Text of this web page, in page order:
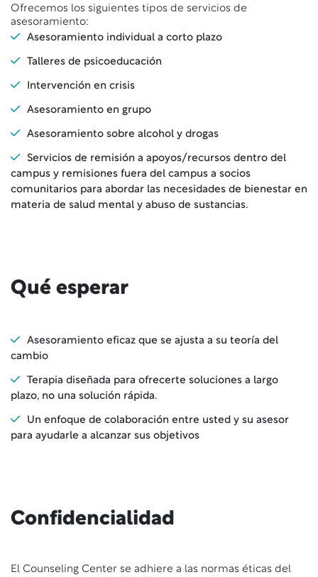
Ofrecemos los siguientes tipos de servicios de
asesoramiento:
Asesoramiento individual a corto plazo
Talleres de psicoeducación
Intervención en crisis
Asesoramiento en grupo
Asesoramiento sobre alcohol y drogas
Servicios de remisión a apoyos/recursos dentro del
campus y remisiones fuera del campus a socios
comunitarios para abordar las necesidades de bienestar en
materia de salud mental y abuso de sustancias.
Qué esperar
Asesoramiento eficaz que se ajusta a su teoría del
cambio
Terapia diseñada para ofrecerte soluciones a largo
plazo, no una solución rápida.
Un enfoque de colaboración entre usted y su asesor
para ayudarle a alcanzar sus objetivos
Confidencialidad
El Counseling Center se adhiere a las normas éticas del